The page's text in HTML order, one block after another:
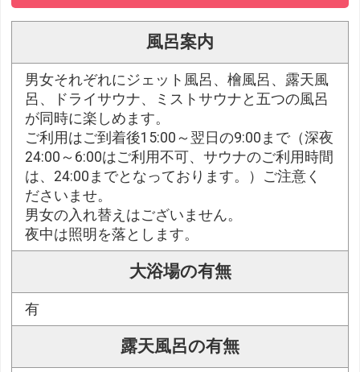
風呂案内
男女それぞれにジェット風呂、檜風呂、露天風
呂、ドライサウナ、ミストサウナと五つの風呂
が同時に楽しめます。
ご利用はご到着後15:00～翌日の9:00まで（深夜
24:00～6:00はご利用不可、サウナのご利用時間
は、24:00までとなっております。）ご注意く
ださいませ。
男女の入れ替えはございません。
夜中は照明を落とします。
大浴場の有無
有
露天風呂の有無